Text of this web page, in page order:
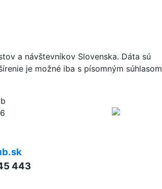
a návštevníkov Slovenska. Dáta sú
je možné iba s písomným súhlasom
443